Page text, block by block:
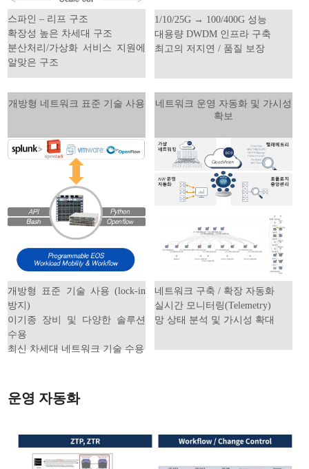
스파인 – 리프 구조
확장성 높은 차세대 구조
분산처리/가상화 서비스 지원에
알맞은 구조
1/10/25G → 100/400G 성능
대용량 DWDM 인프라 구축
최고의 저지연 / 품질 보장
개방형 네트워크 표준 기술 사용
개방형 표준 기술 사용 (lock-in
방지)
이기종 장비 및 다양한 솔루션
수용
최신 차세대 네트워크 기술 수용
네트워크 운영 자동화 및 가시성
확보
네트워크 구축 / 확장 자동화
실시간 모니터링(Telemetry)
망 상태 분석 및 가시성 확대
운영 자동화